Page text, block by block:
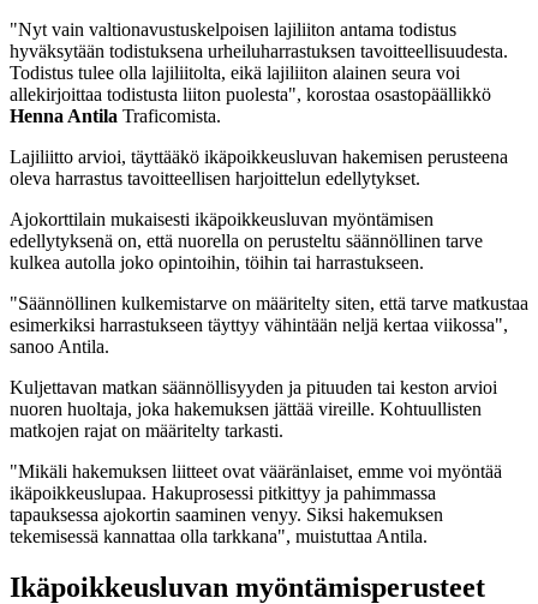
"Nyt vain valtionavustuskelpoisen lajiliiton antama todistus
hyväksytään todistuksena urheiluharrastuksen tavoitteellisuudesta.
Todistus tulee olla lajiliitolta, eikä lajiliiton alainen seura voi
allekirjoittaa todistusta liiton puolesta", korostaa osastopäällikkö
Henna Antila Traficomista.
Lajiliitto arvioi, täyttääkö ikäpoikkeusluvan hakemisen perusteena
oleva harrastus tavoitteellisen harjoittelun edellytykset.
Ajokorttilain mukaisesti ikäpoikkeusluvan myöntämisen
edellytyksenä on, että nuorella on perusteltu säännöllinen tarve
kulkea autolla joko opintoihin, töihin tai harrastukseen.
"Säännöllinen kulkemistarve on määritelty siten, että tarve matkustaa
esimerkiksi harrastukseen täyttyy vähintään neljä kertaa viikossa",
sanoo Antila.
Kuljettavan matkan säännöllisyyden ja pituuden tai keston arvioi
nuoren huoltaja, joka hakemuksen jättää vireille. Kohtuullisten
matkojen rajat on määritelty tarkasti.
"Mikäli hakemuksen liitteet ovat vääränlaiset, emme voi myöntää
ikäpoikkeuslupaa. Hakuprosessi pitkittyy ja pahimmassa
tapauksessa ajokortin saaminen venyy. Siksi hakemuksen
tekemisessä kannattaa olla tarkkana", muistuttaa Antila.
Ikäpoikkeusluvan myöntämisperusteet